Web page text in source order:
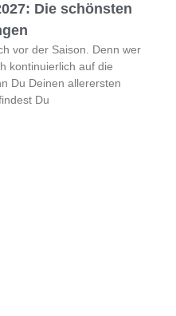
Die schönsten
vor der Saison. Denn wer
kontinuierlich auf die
Du Deinen allerersten
Du